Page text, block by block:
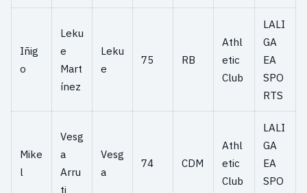
Iñig
o
Leku
e
Mart
ínez
Leku
e
75 RB
Athl
etic
Club
LALI
GA
EA
SPO
RTS
Mike
l
Vesg
a
Arru
ti
Vesg
a
74 CDM
Athl
etic
Club
LALI
GA
EA
SPO